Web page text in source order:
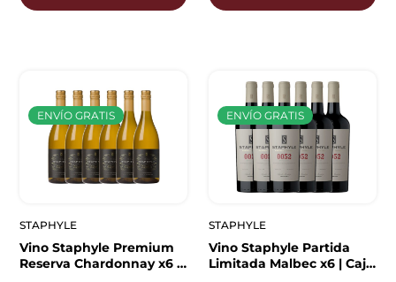
ENVÍO GRATIS
STAPHYLE
Vino Staphyle Premium
Reserva Chardonnay x6 |
ENVÍO GRATIS
STAPHYLE
Vino Staphyle Partida
Limitada Malbec x6 | Caja